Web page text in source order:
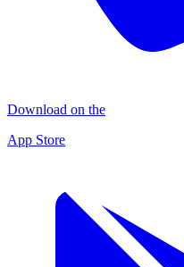
Download on the
App Store